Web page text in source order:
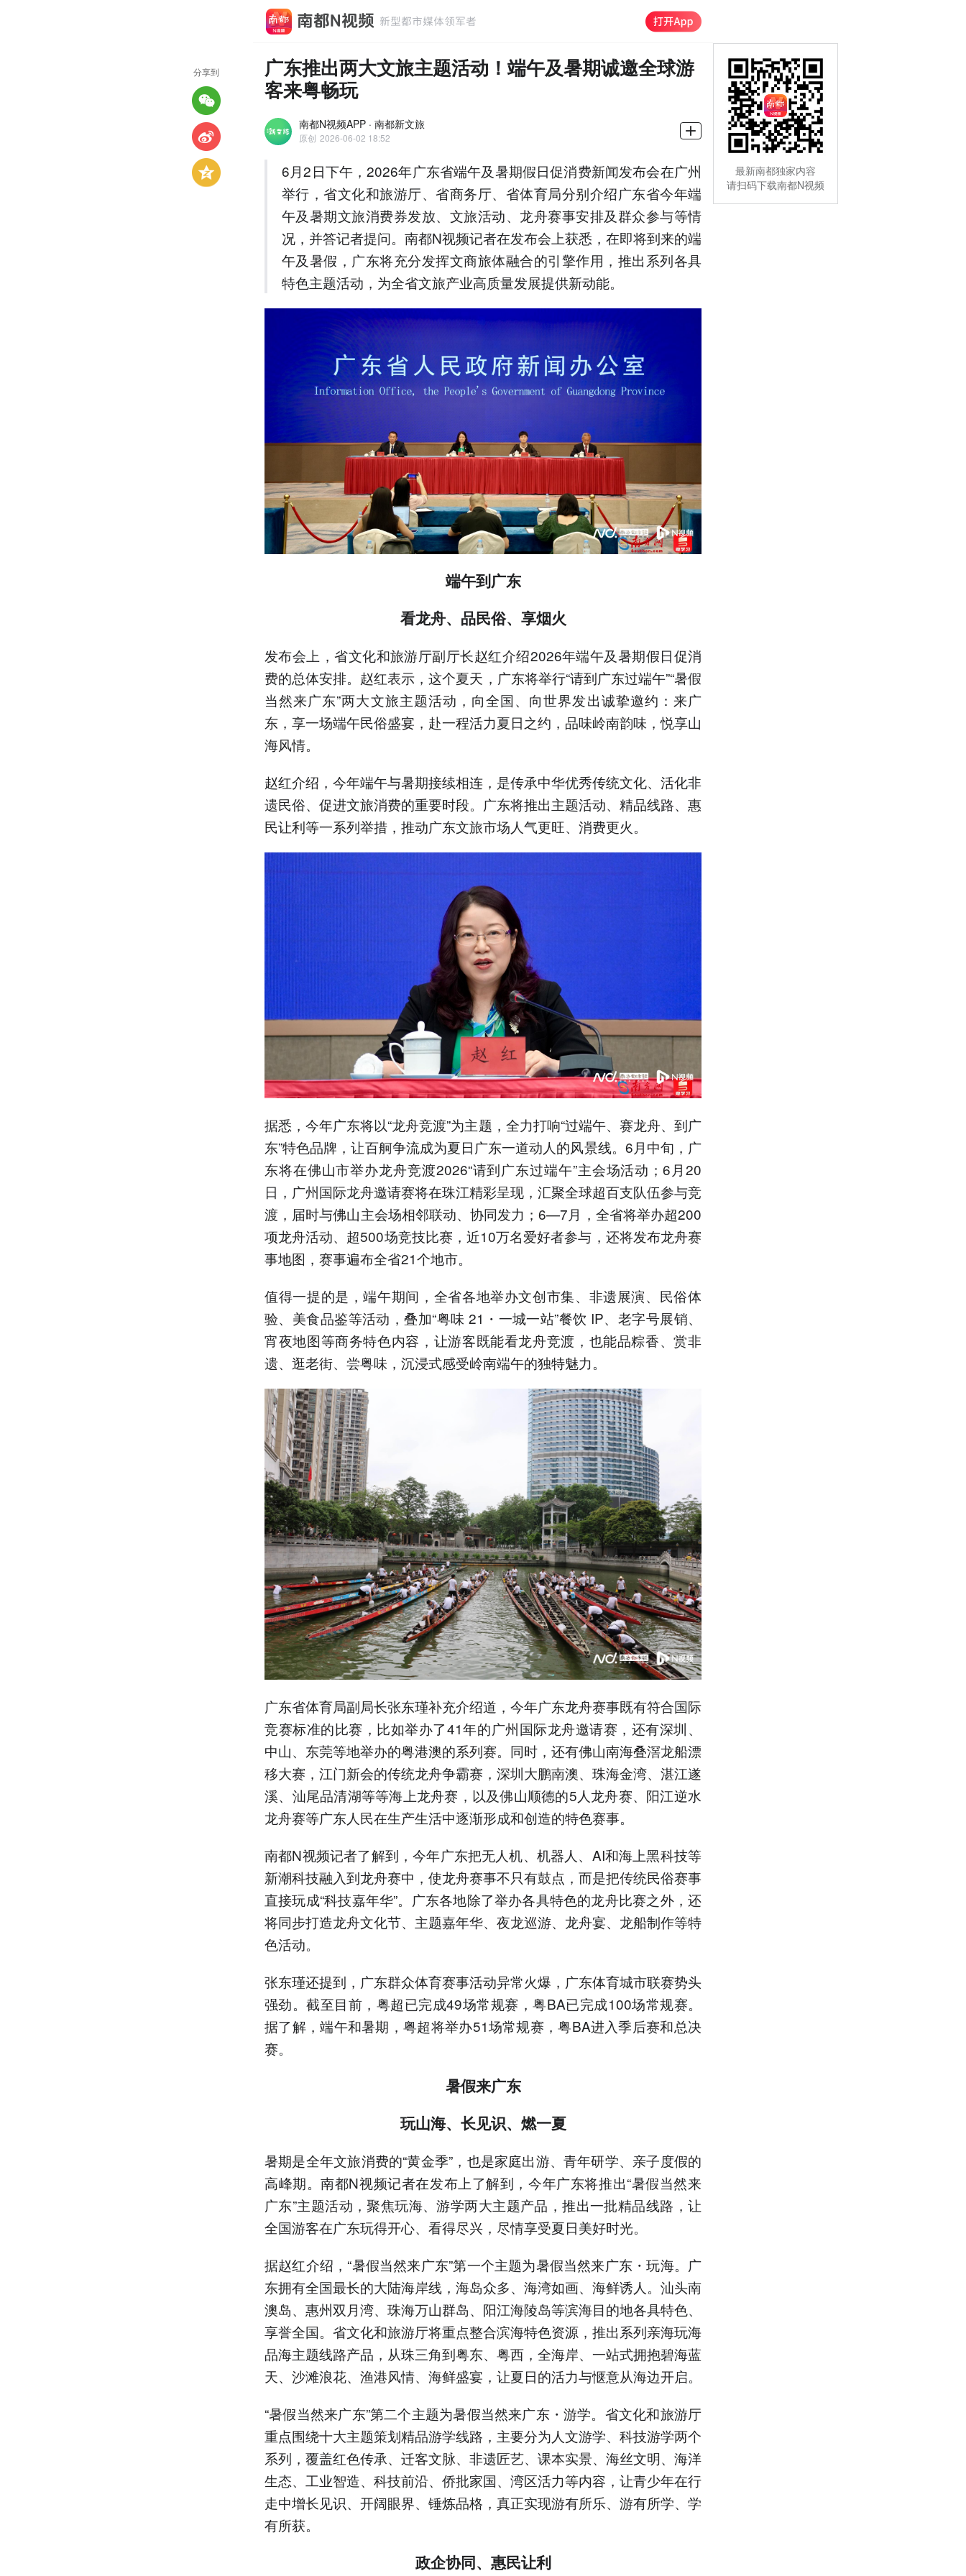
广东推出两大文旅主题活动！端午及暑期诚邀全球游
客来粤畅玩
南都N视频APP · 南都新文旅
原创 2026-06-02 18:52
6月2日下午，2026年广东省端午及暑期假日促消费新闻发布会在广州
举行，省文化和旅游厅、省商务厅、省体育局分别介绍广东省今年端
午及暑期文旅消费券发放、文旅活动、龙舟赛事安排及群众参与等情
况，并答记者提问。南都N视频记者在发布会上获悉，在即将到来的端
午及暑假，广东将充分发挥文商旅体融合的引擎作用，推出系列各具
特色主题活动，为全省文旅产业高质量发展提供新动能。
端午到广东
看龙舟、品民俗、享烟火
发布会上，省文化和旅游厅副厅长赵红介绍2026年端午及暑期假日促消
费的总体安排。赵红表示，这个夏天，广东将举行“请到广东过端午”“暑假
当然来广东”两大文旅主题活动，向全国、向世界发出诚挚邀约：来广
东，享一场端午民俗盛宴，赴一程活力夏日之约，品味岭南韵味，悦享山
海风情。
赵红介绍，今年端午与暑期接续相连，是传承中华优秀传统文化、活化非
遗民俗、促进文旅消费的重要时段。广东将推出主题活动、精品线路、惠
民让利等一系列举措，推动广东文旅市场人气更旺、消费更火。
据悉，今年广东将以“龙舟竞渡”为主题，全力打响“过端午、赛龙舟、到广
东”特色品牌，让百舸争流成为夏日广东一道动人的风景线。6月中旬，广
东将在佛山市举办龙舟竞渡2026“请到广东过端午”主会场活动；6月20
日，广州国际龙舟邀请赛将在珠江精彩呈现，汇聚全球超百支队伍参与竞
渡，届时与佛山主会场相邻联动、协同发力；6—7月，全省将举办超200
项龙舟活动、超500场竞技比赛，近10万名爱好者参与，还将发布龙舟赛
事地图，赛事遍布全省21个地市。
值得一提的是，端午期间，全省各地举办文创市集、非遗展演、民俗体
验、美食品鉴等活动，叠加“粤味 21・一城一站”餐饮 IP、老字号展销、
宵夜地图等商务特色内容，让游客既能看龙舟竞渡，也能品粽香、赏非
遗、逛老街、尝粤味，沉浸式感受岭南端午的独特魅力。
广东省体育局副局长张东瑾补充介绍道，今年广东龙舟赛事既有符合国际
竞赛标准的比赛，比如举办了41年的广州国际龙舟邀请赛，还有深圳、
中山、东莞等地举办的粤港澳的系列赛。同时，还有佛山南海叠滘龙船漂
移大赛，江门新会的传统龙舟争霸赛，深圳大鹏南澳、珠海金湾、湛江遂
溪、汕尾品清湖等等海上龙舟赛，以及佛山顺德的5人龙舟赛、阳江逆水
龙舟赛等广东人民在生产生活中逐渐形成和创造的特色赛事。
南都N视频记者了解到，今年广东把无人机、机器人、AI和海上黑科技等
新潮科技融入到龙舟赛中，使龙舟赛事不只有鼓点，而是把传统民俗赛事
直接玩成“科技嘉年华”。广东各地除了举办各具特色的龙舟比赛之外，还
将同步打造龙舟文化节、主题嘉年华、夜龙巡游、龙舟宴、龙船制作等特
色活动。
张东瑾还提到，广东群众体育赛事活动异常火爆，广东体育城市联赛势头
强劲。截至目前，粤超已完成49场常规赛，粤BA已完成100场常规赛。
据了解，端午和暑期，粤超将举办51场常规赛，粤BA进入季后赛和总决
赛。
暑假来广东
玩山海、长见识、燃一夏
暑期是全年文旅消费的“黄金季”，也是家庭出游、青年研学、亲子度假的
高峰期。南都N视频记者在发布上了解到，今年广东将推出“暑假当然来
广东”主题活动，聚焦玩海、游学两大主题产品，推出一批精品线路，让
全国游客在广东玩得开心、看得尽兴，尽情享受夏日美好时光。
据赵红介绍，“暑假当然来广东”第一个主题为暑假当然来广东・玩海。广
东拥有全国最长的大陆海岸线，海岛众多、海湾如画、海鲜诱人。汕头南
澳岛、惠州双月湾、珠海万山群岛、阳江海陵岛等滨海目的地各具特色、
享誉全国。省文化和旅游厅将重点整合滨海特色资源，推出系列亲海玩海
品海主题线路产品，从珠三角到粤东、粤西，全海岸、一站式拥抱碧海蓝
天、沙滩浪花、渔港风情、海鲜盛宴，让夏日的活力与惬意从海边开启。
“暑假当然来广东”第二个主题为暑假当然来广东・游学。省文化和旅游厅
重点围绕十大主题策划精品游学线路，主要分为人文游学、科技游学两个
系列，覆盖红色传承、迁客文脉、非遗匠艺、课本实景、海丝文明、海洋
生态、工业智造、科技前沿、侨批家国、湾区活力等内容，让青少年在行
走中增长见识、开阔眼界、锤炼品格，真正实现游有所乐、游有所学、学
有所获。
政企协同、惠民让利
分享到
最新南都独家内容
请扫码下载南都N视频